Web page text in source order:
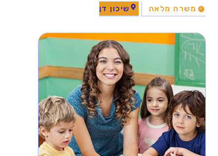
משרה מלאה שיכון דן